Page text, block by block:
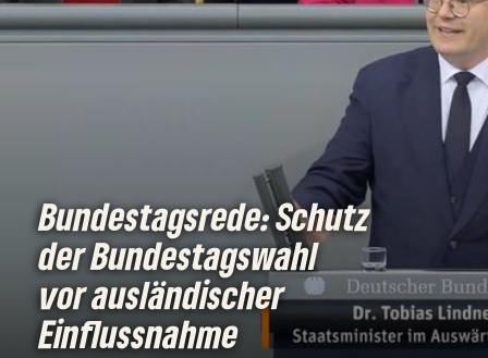
Bundestagsrede: Schutz
der Bundestagswahl
vor ausländischer
Einflussnahme